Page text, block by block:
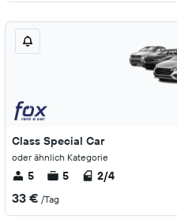
Class Special Car
oder ähnlich Kategorie
5 5 2/4
33 € /Tag